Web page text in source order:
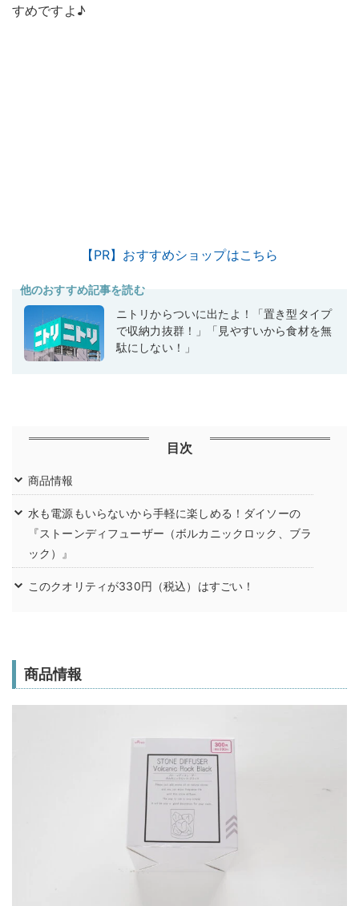
すめですよ♪
【PR】おすすめショップはこちら
他のおすすめ記事を読む
ニトリからついに出たよ！「置き型タイプ
で収納力抜群！」「見やすいから食材を無
駄にしない！」
目次
商品情報
水も電源もいらないから手軽に楽しめる！ダイソーの
『ストーンディフューザー（ボルカニックロック、ブラ
ック）』
このクオリティが330円（税込）はすごい！
商品情報